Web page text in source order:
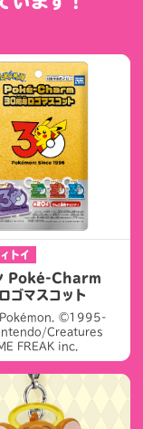
トイ
Poké-Charm
ゴマスコット
©1995-
Creatures
FREAK inc.